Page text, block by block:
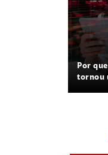
Por
tornou